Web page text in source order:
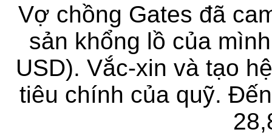
Vợ chồng Gates đã
sản khổng lồ của
USD). Vắc-xin và tạo
tiêu chính của quỹ.